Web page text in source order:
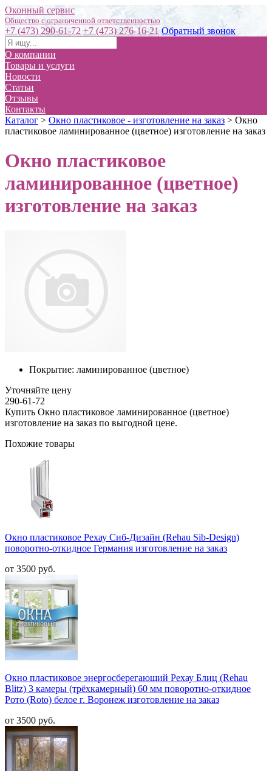
Оконный сервис
+7 (473) 290-61-72 +7 (473) 276-16-21 Обратный звонок
О компании
Товары и услуги
Новости
Статьи
Отзывы
Контакты
Каталог > Окно пластиковое - изготовление на заказ > Окно
пластиковое ламинированное (цветное) изготовление на заказ
Окно пластиковое
ламинированное (цветное)
изготовление на заказ
Покрытие: ламинированное (цветное)
Уточняйте цену
290-61-72
Купить Окно пластиковое ламинированное (цветное)
изготовление на заказ по выгодной цене.
Похожие товары
Окно пластиковое Рехау Сиб-Дизайн (Rehau Sib-Design)
поворотно-откидное Германия изготовление на заказ
от 3500 руб.
Окно пластиковое энергосберегающий Рехау Блиц (Rehau
Blitz) 3 камеры (трёхкамерный) 60 мм поворотно-откидное
Рото (Roto) белое г. Воронеж изготовление на заказ
от 3500 руб.